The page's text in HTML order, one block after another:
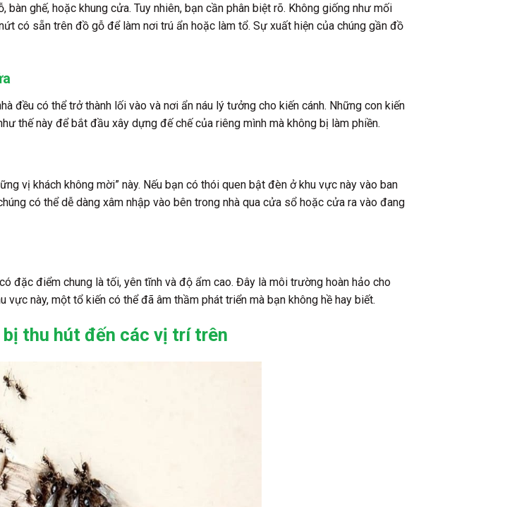
ghế, hoặc khung cửa. Tuy nhiên, bạn cần phân biệt rõ. Không giống như mối
có sẵn trên đồ gỗ để làm nơi trú ẩn hoặc làm tổ. Sự xuất hiện của chúng gần đồ
đều có thể trở thành lối vào và nơi ẩn náu lý tưởng cho kiến cánh. Những con kiến
thế này để bắt đầu xây dựng đế chế của riêng mình mà không bị làm phiền.
vị khách không mời” này. Nếu bạn có thói quen bật đèn ở khu vực này vào ban
có thể dễ dàng xâm nhập vào bên trong nhà qua cửa sổ hoặc cửa ra vào đang
đặc điểm chung là tối, yên tĩnh và độ ẩm cao. Đây là môi trường hoàn hảo cho
này, một tổ kiến có thể đã âm thầm phát triển mà bạn không hề hay biết.
bị thu hút đến các vị trí trên